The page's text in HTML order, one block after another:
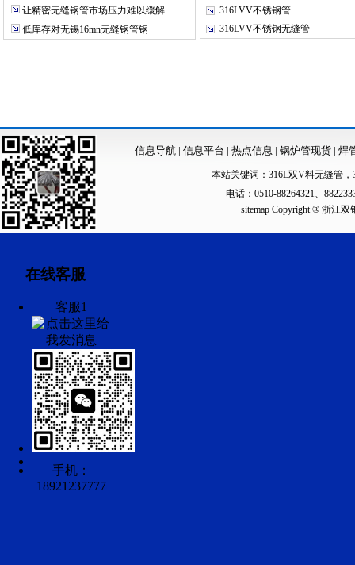
让精密无缝钢管市场压力难以缓解
低库存对无锡16mn无缝钢管钢
316LVV不锈钢管
316LVV不锈钢无缝管
信息导航| 信息平台 | 热点信息 | 锅炉管现货 | 焊
本站关键词： 316L双V料无缝管 ，
电话：0510-88264321、
sitemapCopyright ® 浙江双
在线客服
客服1
手机：
18921237777